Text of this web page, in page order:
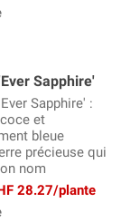
Sapphire'
Sapphire' :
et
bleue
précieuse qui
nom
28.27/plante